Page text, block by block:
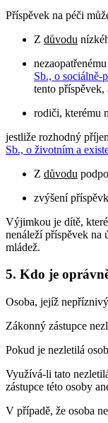
Příspěvek na péči
Z důvodu
Sb., o sociálně-
tento příspěvek,
rodiči, kterému
jestliže rozhodný
Sb., o životním a
Z důvodu
zvýšení
Výjimkou je dítě,
nenáleží příspěvek na
mládež.
5. Kdo je
Osoba, jejíž
Zákonný zástupce
Pokud je nezletilá
Využívá-li tato
zástupce této osoby
V případě, že osoba